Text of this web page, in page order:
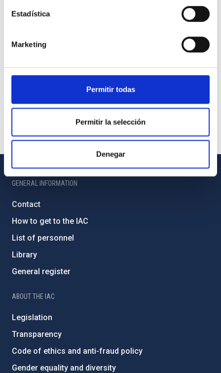
Estadística
Marketing
Permitir todas
Permitir la selección
Denegar
GENERAL INFORMATION
Contact
How to get to the IAC
List of personnel
Library
General register
ABOUT THE IAC
Legislation
Transparency
Code of ethics and anti-fraud policy
Gender equality and diversity